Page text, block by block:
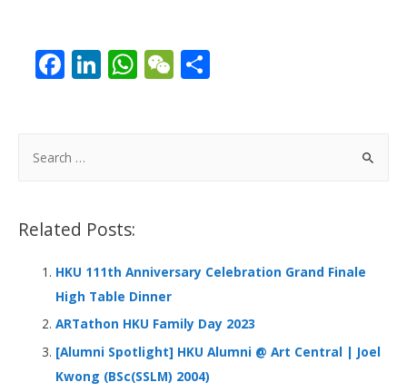
F
b
k
Li W W
Related Posts:
HKU 111th Anniversary Celebration Grand Finale
High Table Dinner
ARTathon HKU Family Day 2023
[Alumni Spotlight] HKU Alumni @ Art Central | Joel
Kwong (BSc(SSLM) 2004)